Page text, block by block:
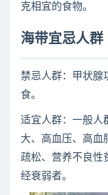
克相宜的食物。
海带宜忌人群
禁忌人群：甲状腺
食。
适宜人群：一般人
大、高血压、高血
疏松、营养不良性
经衰弱者。